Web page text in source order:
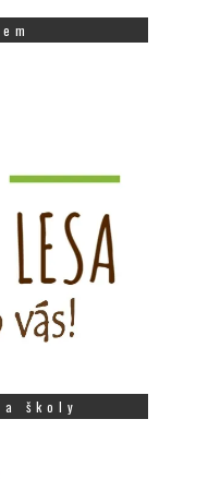
školy